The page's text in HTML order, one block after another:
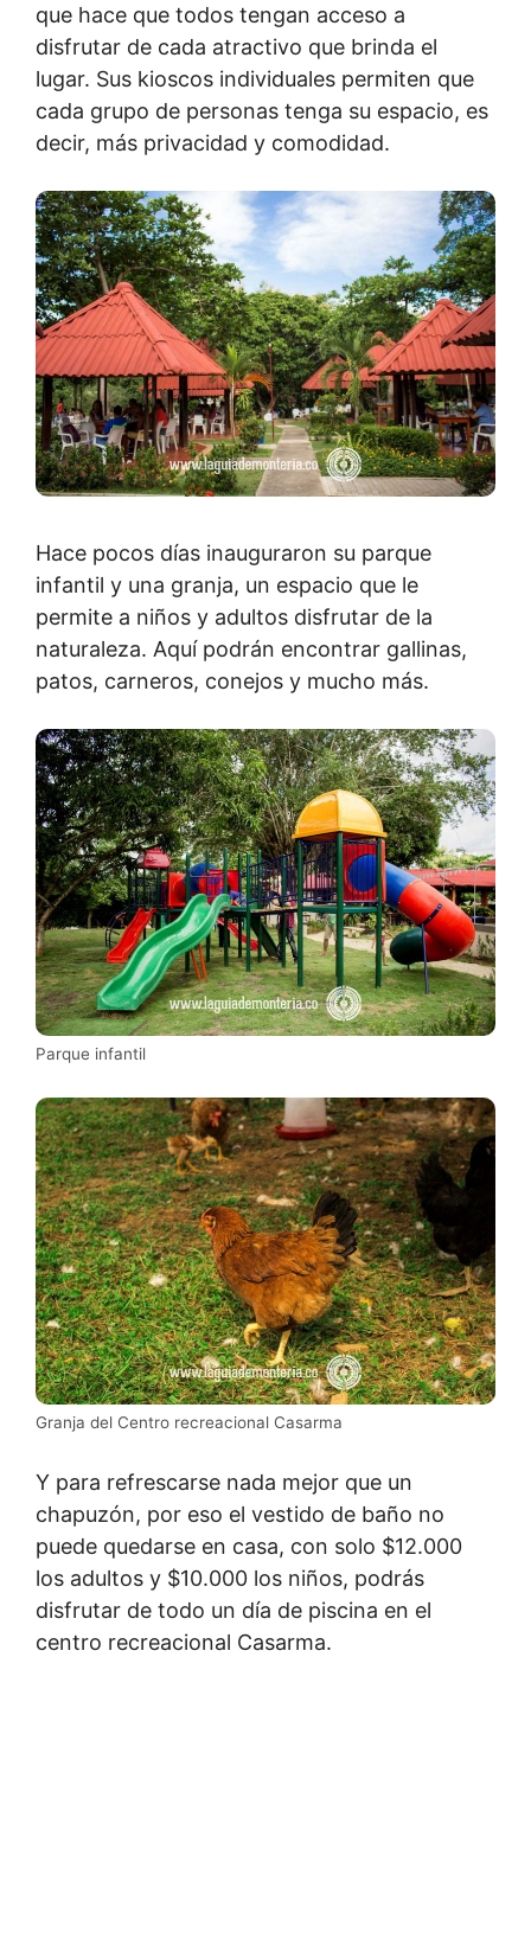
que hace que todos tengan acceso a
disfrutar de cada atractivo que brinda el
lugar. Sus kioscos individuales permiten que
cada grupo de personas tenga su espacio, es
decir, más privacidad y comodidad.
Hace pocos días inauguraron su parque
infantil y una granja, un espacio que le
permite a niños y adultos disfrutar de la
naturaleza. Aquí podrán encontrar gallinas,
patos, carneros, conejos y mucho más.
Parque infantil
Granja del Centro recreacional Casarma
Y para refrescarse nada mejor que un
chapuzón, por eso el vestido de baño no
puede quedarse en casa, con solo $12.000
los adultos y $10.000 los niños, podrás
disfrutar de todo un día de piscina en el
centro recreacional Casarma.